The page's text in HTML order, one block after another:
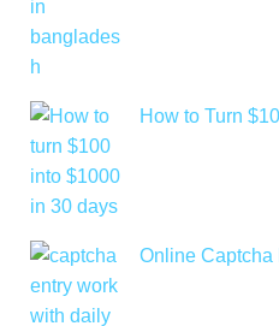
How to Turn
Online Captcha